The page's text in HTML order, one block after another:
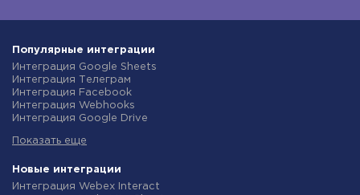
Популярные интеграции
Интеграция Google Sheets
Интеграция Телеграм
Интеграция Facebook
Интеграция Webhooks
Интеграция Google Drive
Интеграция Gmail
Интеграция Новая Почта
Интеграция Binotel
Показать еще
Новые интеграции
Интеграция Webex Interact